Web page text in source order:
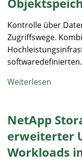
Kontrolle über
Zugriffswege.
Weiterlesen
NetApp
erweiterter
Workloads